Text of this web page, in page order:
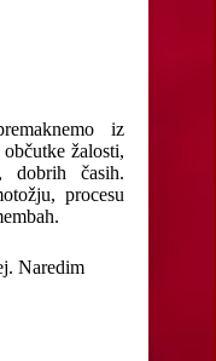
iz
žalosti,
dobrih časih.
procesu
Naredim